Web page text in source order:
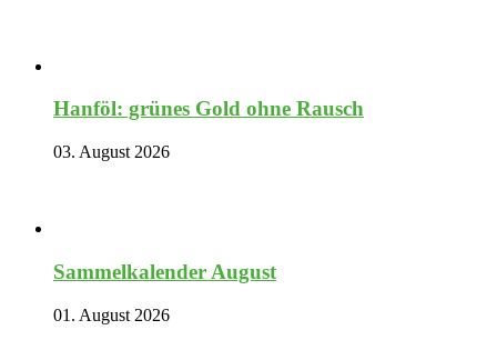
Hanföl: grünes Gold ohne Rausch
03. August 2026
Sammelkalender August
01. August 2026